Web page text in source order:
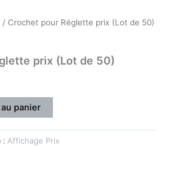
/ Crochet pour Réglette prix (Lot de 50)
prix (Lot de 50)
panier
: Affichage Prix